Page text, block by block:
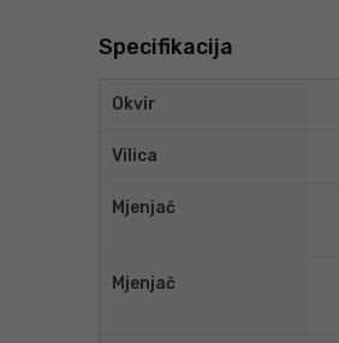
Specifikacija
Okvir
Vilica
Mjenjač
Mjenjač